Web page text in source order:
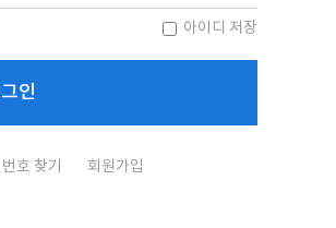
아이디 저장
호 찾기 회원가입